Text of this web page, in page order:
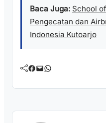
Baca Juga: School
Pengecatan dan
Indonesia Kutoarjo
Facebook Mail WhatsApp